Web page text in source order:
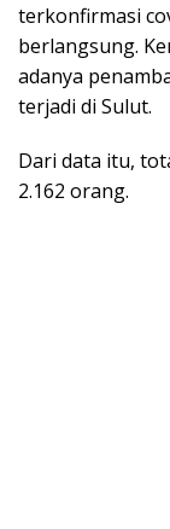
terkonfirmasi
berlangsung.
adanya
terjadi di Sulut.
Dari data itu,
2.162 orang.